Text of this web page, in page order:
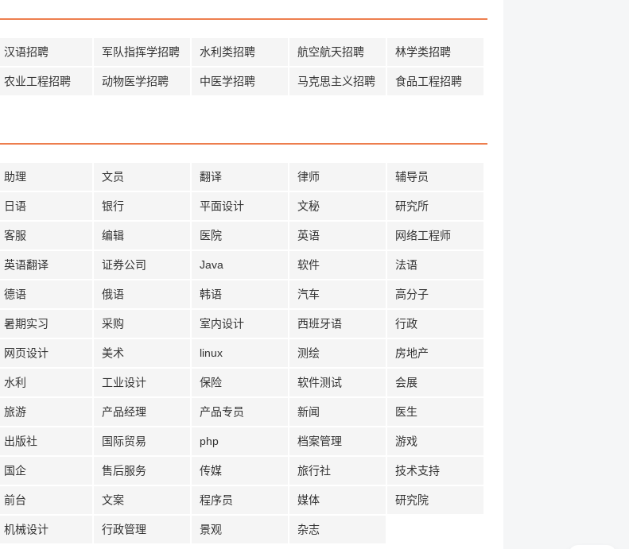
汉语招聘 军队指挥学招聘 水利类招聘 航空航天招聘 林学类招聘
农业工程招聘 动物医学招聘 中医学招聘 马克思主义招聘 食品工程招聘
助理 文员 翻译 律师 辅导员
日语 银行 平面设计 文秘 研究所
客服 编辑 医院 英语 网络工程师
英语翻译 证券公司 Java 软件 法语
德语 俄语 韩语 汽车 高分子
暑期实习 采购 室内设计 西班牙语 行政
网页设计 美术 linux 测绘 房地产
水利 工业设计 保险 软件测试 会展
旅游 产品经理 产品专员 新闻 医生
出版社 国际贸易 php 档案管理 游戏
国企 售后服务 传媒 旅行社 技术支持
前台 文案 程序员 媒体 研究院
机械设计 行政管理 景观 杂志